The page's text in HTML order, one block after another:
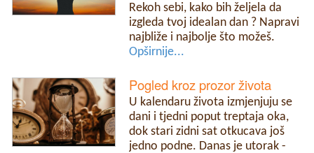
Rekoh sebi, kako bih željela da
izgleda tvoj idealan dan ? Napravi
najbliže i najbolje što možeš.
Opširnije...
Pogled kroz prozor života
U kalendaru života izmjenjuju se
dani i tjedni poput treptaja oka,
dok stari zidni sat otkucava još
jedno podne. Danas je utorak -